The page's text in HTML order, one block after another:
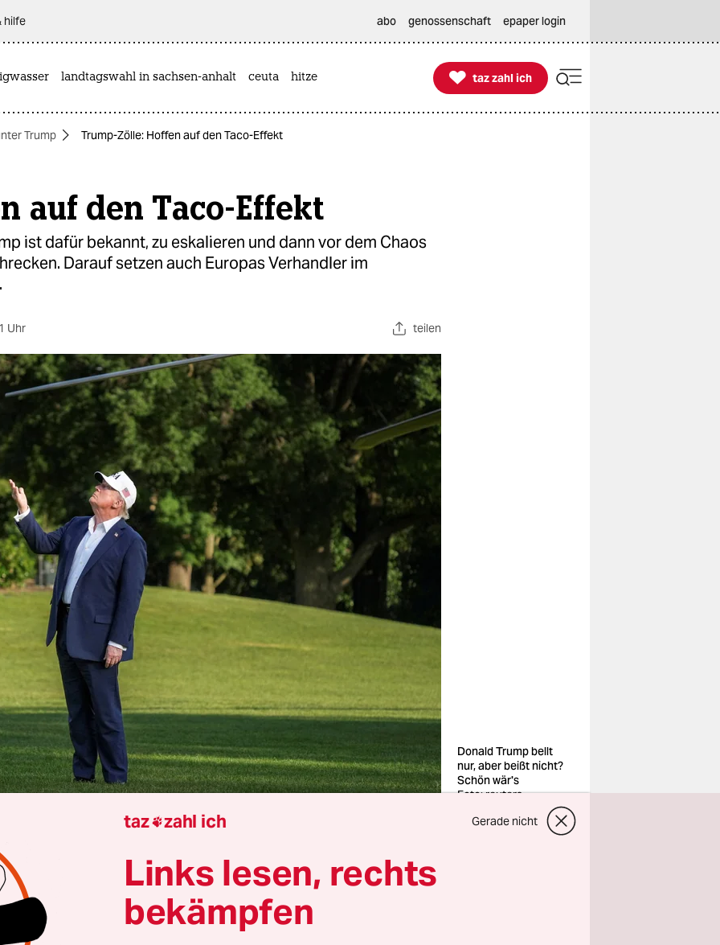
hilfe abo genossenschaft epaper login
landtagswahl in sachsen-anhalt ceuta hitze 
taz zahl ich
taz zahl ich
Trump Trump-Zölle: Hoffen auf den Taco-Effekt
auf den Taco-Effekt
ist dafür bekannt, zu eskalieren und dann vor dem Chaos
Darauf setzen auch Europas Verhandler im
Uhr teilen
Donald Trump bellt
nur, aber beißt nicht?
Schön wär's
Foto: reuters
Schöneberg
ein Handelskrieg mit den USA?
taz zahl ich Gerade nicht
Links lesen, rechts
bekämpfen